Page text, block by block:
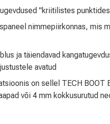
"kriitilistes
nimmepiirkonnas, mis
ja täiendavad
avatud
on sellel TECH BOOT
või 4 mm kokkusurutud